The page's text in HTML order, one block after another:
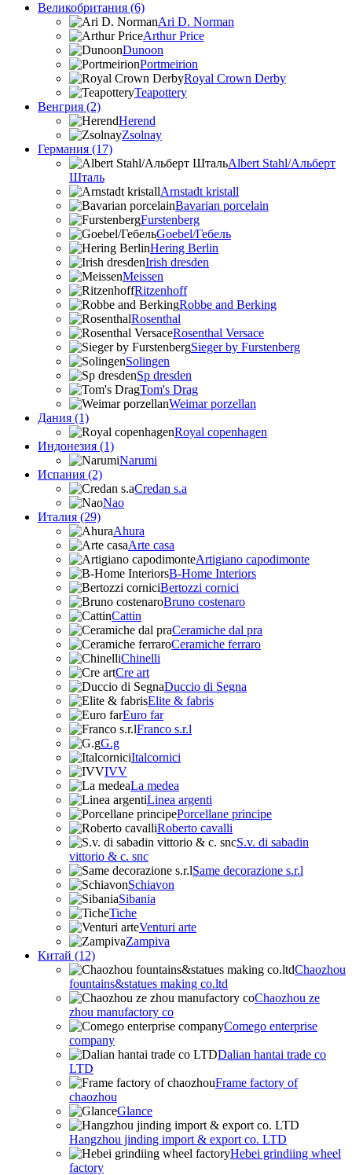
Великобритания (6)
Ari D. Norman
Arthur Price
Dunoon
Portmeirion
Royal Crown Derby
Teapottery
Венгрия (2)
Herend
Zsolnay
Германия (17)
Albert Stahl/Альбеpт
Шталь
Arnstadt kristall
Bavarian porcelain
Furstenberg
Goebel/Гебель
Hering Berlin
Irish dresden
Meissen
Ritzenhoff
Robbe and Berking
Rosenthal
Rosenthal Versace
Sieger by Furstenberg
Solingen
Sp dresden
Tom's Drag
Weimar porzellan
Дания (1)
Royal copenhagen
Индонезия (1)
Narumi
Испания (2)
Credan s.a
Nao
Италия (29)
Ahura
Arte casa
Artigiano capodimonte
B-Home Interiors
Bertozzi cornici
Bruno costenaro
Cattin
Ceramiche dal pra
Ceramiche ferraro
Chinelli
Cre art
Duccio di Segna
Elite & fabris
Euro far
Franco s.r.l
G.g
Italcornici
IVV
La medea
Linea argenti
Porcellane principe
Roberto cavalli
S.v. di sabadin
vittorio & c. snc
Same decorazione s.r.l
Schiavon
Sibania
Tiche
Venturi arte
Zampiva
Китай (12)
Chaozhou
fountains&statues making co.ltd
Chaozhou ze
zhou manufactory co
Comego enterprise
company
Dalian hantai trade co
LTD
Frame factory of
chaozhou
Glance
Hangzhou jinding import & export co. LTD
Hebei grindiing wheel
factory